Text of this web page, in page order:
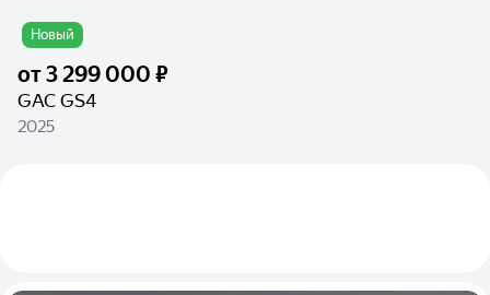
Новый
от3 299 000 ₽
GAC GS4
2025